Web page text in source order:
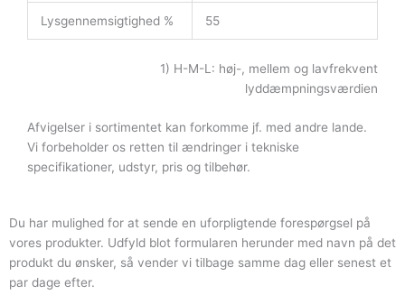
Lysgennemsigtighed % 55
1) H-M-L: høj-, mellem og lavfrekvent
lyddæmpningsværdien
Afvigelser i sortimentet kan forkomme jf. med andre lande.
Vi forbeholder os retten til ændringer i tekniske
specifikationer, udstyr, pris og tilbehør.
Du har mulighed for at sende en uforpligtende forespørgsel på
vores produkter. Udfyld blot formularen herunder med navn på det
produkt du ønsker, så vender vi tilbage samme dag eller senest et
par dage efter.